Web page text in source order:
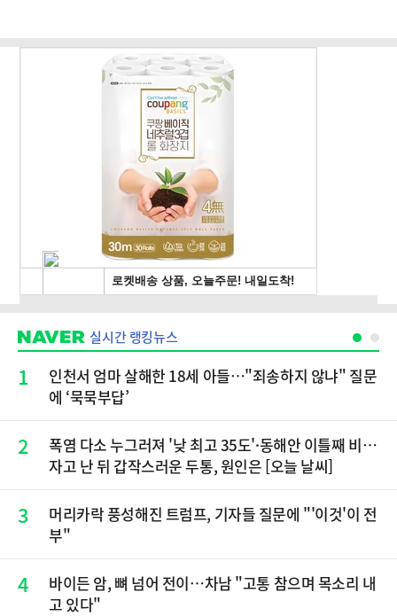
실시간 랭킹뉴스
1
인천서 엄마 살해한 18세 아들…"죄송하지 않냐" 질문
에 ‘묵묵부답’
2
폭염 다소 누그러져 '낮 최고 35도'·동해안 이틀째 비…
자고 난 뒤 갑작스러운 두통, 원인은 [오늘 날씨]
3
머리카락 풍성해진 트럼프, 기자들 질문에 "'이것'이 전
부"
4
바이든 암, 뼈 넘어 전이…차남 "고통 참으며 목소리 내
고 있다"